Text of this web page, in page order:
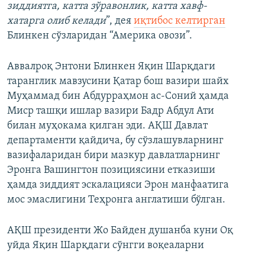
зиддиятга, катта зўравонлик, катта хавф-
хатарга олиб келади”, дея иқтибос келтирган
Блинкен сўзларидан “Америка овози”.
Аввалроқ Энтони Блинкен Яқин Шарқдаги
таранглик мавзусини Қатар бош вазири шайх
Муҳаммад бин Абдурраҳмон ас-Соний ҳамда
Миср ташқи ишлар вазири Бадр Абдул Ати
билан муҳокама қилган эди. АҚШ Давлат
департаменти қайдича, бу сўзлашувларнинг
вазифаларидан бири мазкур давлатларнинг
Эронга Вашингтон позициясини етказиши
ҳамда зиддият эскалацияси Эрон манфаатига
мос эмаслигини Теҳронга англатиши бўлган.
АҚШ президенти Жо Байден душанба куни Оқ
уйда Яқин Шарқдаги сўнгги воқеаларни